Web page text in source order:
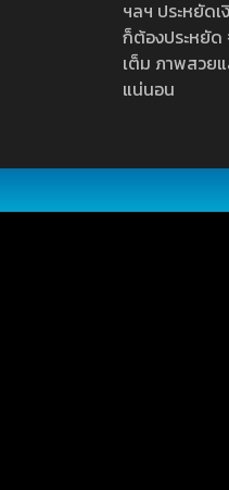
ฯลฯ ประหยัดเ
ก็ต้องประหยั
เต็ม ภาพสวย
แน่นอน